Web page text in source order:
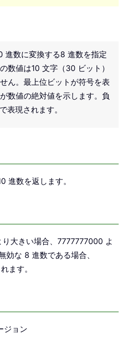
進数に変換する8 進数を指定
数値は10 文字（30 ビット）
ん。最上位ビットが符号を表
数値の絶対値を示します。負
表現されます。
進数を返します。
大きい場合、7777777000 よ
効な 8 進数である場合、
ます。
ジョン